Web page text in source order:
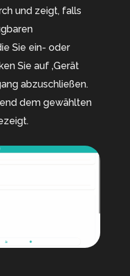
und zeigt, falls
Sie ein- oder
Sie auf ‚Gerät
abzuschließen.
dem gewählten